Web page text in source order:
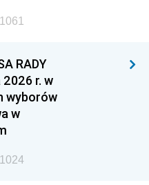
RADY
2026 r. w
wyborów
w